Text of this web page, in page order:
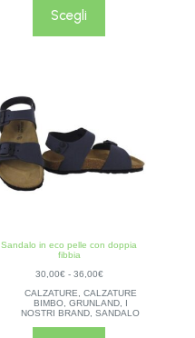
Scegli
Sandalo in eco pelle con doppia
fibbia
30,00€ - 36,00€
CALZATURE, CALZATURE
BIMBO, GRUNLAND, I
NOSTRI BRAND,SANDALO